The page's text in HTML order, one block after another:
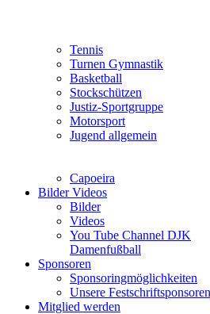
Tennis
Turnen Gymnastik
Basketball
Stockschützen
Justiz-Sportgruppe
Motorsport
Jugend allgemein
Capoeira
Bilder Videos
Bilder
Videos
You Tube Channel DJK
Damenfußball
Sponsoren
Sponsoringmöglichkeiten
Unsere Festschriftsponsoren
Mitglied werden